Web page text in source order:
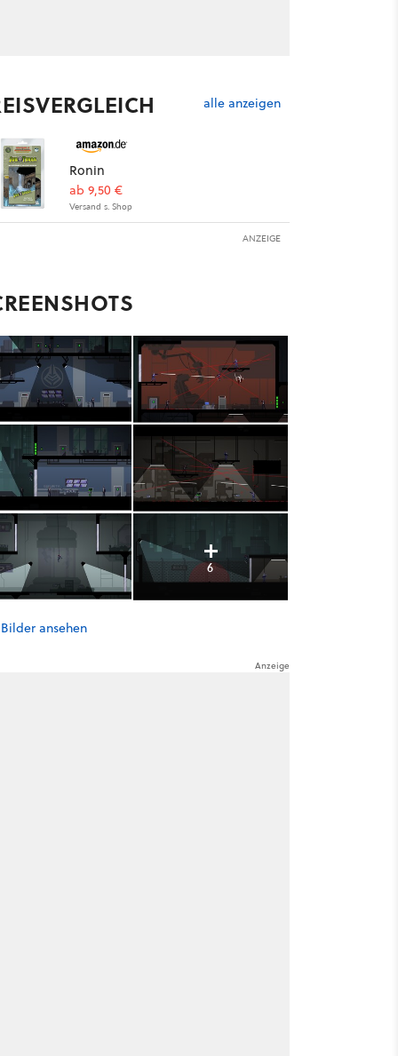
alle anzeigen
Ronin
ab 9,50 €
Versand s. Shop
ANZEIGE
6
ansehen